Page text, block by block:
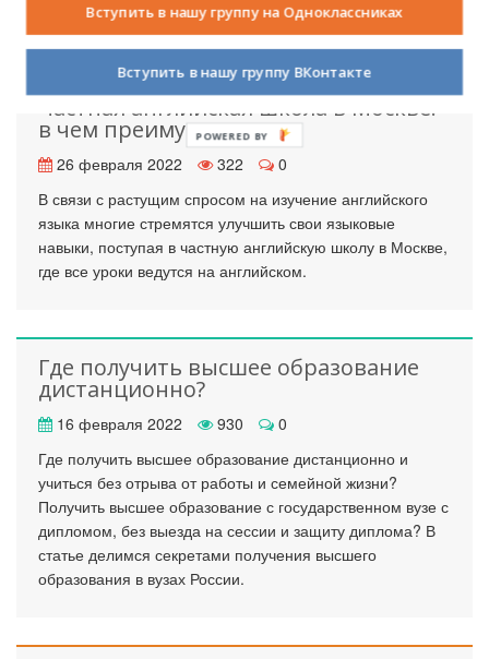
Частная английская школа в Москве:
в чем преимущества
26 февраля 2022 322
0
В связи с растущим спросом на изучение английского
языка многие стремятся улучшить свои языковые
навыки, поступая в частную английскую школу в Москве,
где все уроки ведутся на английском.
Где получить высшее образование
дистанционно?
16 февраля 2022 930
0
Где получить высшее образование дистанционно и
учиться без отрыва от работы и семейной жизни?
Получить высшее образование с государственном вузе с
дипломом, без выезда на сессии и защиту диплома? В
статье делимся секретами получения высшего
образования в вузах России.
Вступить в нашу группу на Одноклассниках
Вступить в нашу группу ВКонтакте
POWERED BY